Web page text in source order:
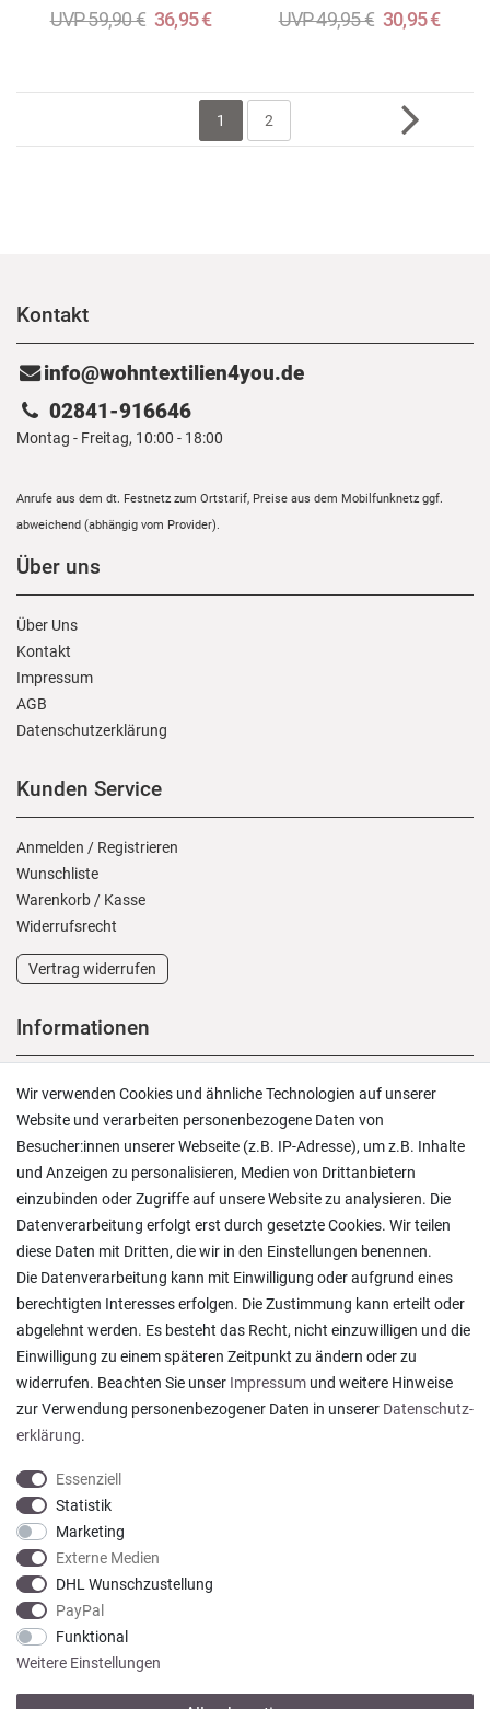
UVP 59,90 € 36,95 € UVP 49,95 € 30,95 €
1 2
Kontakt
info@wohntextilien4you.de
02841-916646
Montag - Freitag, 10:00 - 18:00
Anrufe aus dem dt. Festnetz zum Ortstarif, Preise aus dem Mobilfunknetz ggf.
abweichend (abhängig vom Provider).
Über uns
Über Uns
Kontakt
Impressum
AGB
Daten­schutz­erklärung
Kunden Service
Anmelden / Registrieren
Wunschliste
Warenkorb / Kasse
Widerrufs­recht
Vertrag widerrufen
Informationen
Versand und Zahlung
Rücksendungen
Lieferung in die Schweiz
Pflegesymbole
Lagerverkauf
Ratgeber & News
Ein einfach toller Service - prompte Lieferung und
sogar mit Pflegehinweis!
Datum der Veröffentlichung: 05.08.2026
Datum der Kauferfahrung: 29.07.2026
922 Bewertungen
Wir verwenden Cookies und ähnliche Technologien auf unserer
Website und verarbeiten personenbezogene Daten von
Besucher:innen unserer Webseite (z.B. IP-Adresse), um z.B. Inhalte
und Anzeigen zu personalisieren, Medien von Drittanbietern
einzubinden oder Zugriffe auf unsere Website zu analysieren. Die
Datenverarbeitung erfolgt erst durch gesetzte Cookies. Wir teilen
diese Daten mit Dritten, die wir in den Einstellungen benennen.
Die Datenverarbeitung kann mit Einwilligung oder aufgrund eines
berechtigten Interesses erfolgen. Die Zustimmung kann erteilt oder
abgelehnt werden. Es besteht das Recht, nicht einzuwilligen und die
Einwilligung zu einem späteren Zeitpunkt zu ändern oder zu
widerrufen. Beachten Sie unser Impressum und weitere Hinweise
zur Verwendung personenbezogener Daten in unserer Daten­schutz­
erklärung.
Essenziell
Statistik
Marketing
Externe Medien
DHL Wunschzustellung
PayPal
Funktional
Weitere Einstellungen